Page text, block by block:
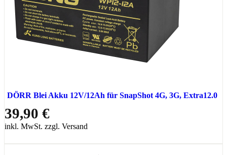
DÖRR Blei Akku 12V/12Ah für SnapShot 4G, 3G, Extra12.0
39,90 €
inkl. MwSt. zzgl. Versand